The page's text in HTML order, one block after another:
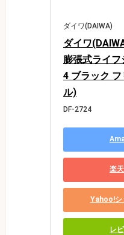
ダイワ(DAIWA)
ダイワ
膨張式ライ
4 ブラック
ル)
DF-2724
楽
Yahoo!シ
レ